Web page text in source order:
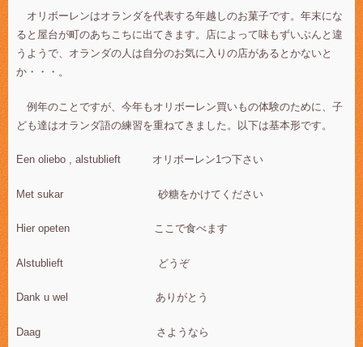
オリボーレンはオランダを代表する年越しのお菓子です。年末にな
ると屋台が町のあちこちに出てきます。店によって味もずいぶんと違
うようで、オランダの人は自分のお気に入りの店があるとかないと
か・・・。
例年のことですが、今年もオリボーレン買いもの体験のために、子
ども達はオランダ語の練習を重ねてきました。以下は基本形です。
Een oliebo , alstublieft オリボーレン1つ下さい
Met sukar 砂糖をかけてください
Hier opeten ここで食べます
Alstublieft どうぞ
Dank u wel ありがとう
Daag さようなら